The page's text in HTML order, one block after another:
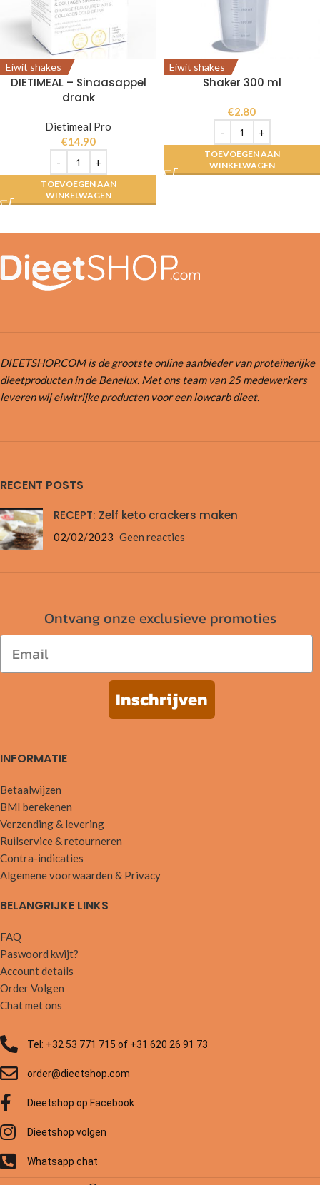
Eiwit shakes
DIETIMEAL – Sinaasappel
drank
Dietimeal Pro
€14.90
TOEVOEGEN AAN
WINKELWAGEN
Eiwit shakes
Shaker 300 ml
€2.80
TOEVOEGEN AAN
WINKELWAGEN
DIEETSHOP.COM is de grootste online aanbieder van proteïnerijke
dieetproducten in de Benelux. Met ons team van 25 medewerkers
leveren wij eiwitrijke producten voor een lowcarb dieet.
RECENT POSTS
RECEPT: Zelf keto crackers maken
02/02/2023 Geen reacties
Ontvang onze exclusieve promoties
Email
Inschrijven
INFORMATIE
Betaalwijzen
BMI berekenen
Verzending & levering
Ruilservice & retourneren
Contra-indicaties
Algemene voorwaarden & Privacy
BELANGRIJKE LINKS
FAQ
Paswoord kwijt?
Account details
Order Volgen
Chat met ons
Tel: +32 53 771 715 of +31 620 26 91 73
order@dieetshop.com
Dieetshop op Facebook
Dieetshop volgen
Whatsapp chat